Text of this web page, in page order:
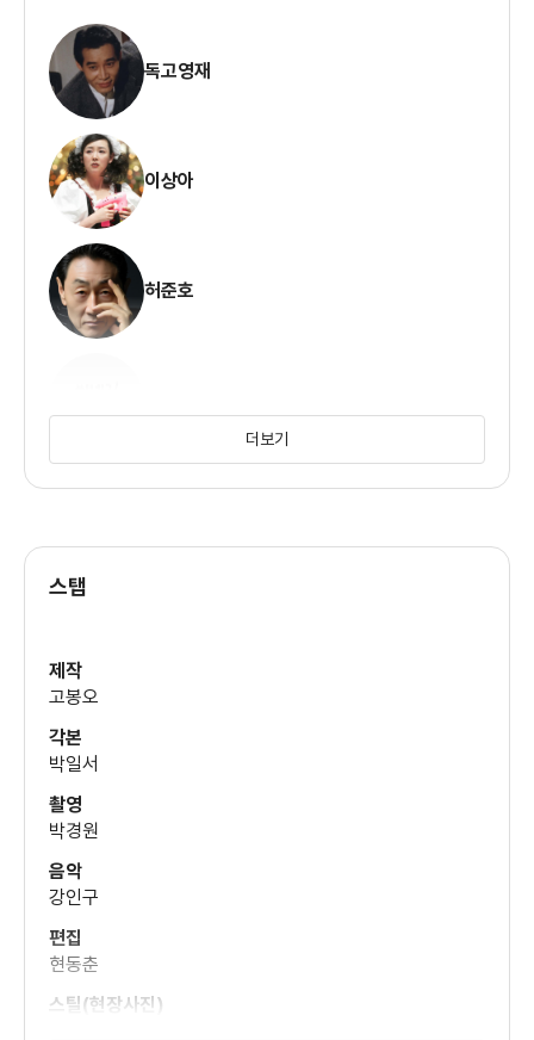
독고영재
이상아
허준호
더보기
스탭
제작
고봉오
각본
박일서
촬영
박경원
음악
강인구
편집
현동춘
스틸(현장사진)